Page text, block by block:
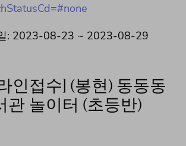
: 2023-08-23 ~ 2023-08-29
인접수] (봉현) 동동동
관 놀이터 (초등반)